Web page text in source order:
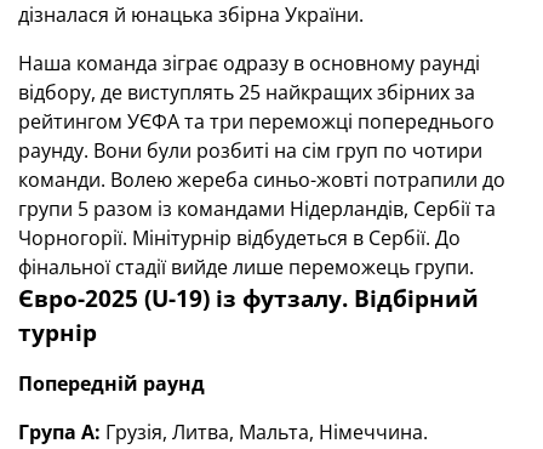
дізналася й юнацька збірна України.
Наша команда зіграє одразу в основному раунді
відбору, де виступлять 25 найкращих збірних за
рейтингом УЄФА та три переможці попереднього
раунду. Вони були розбиті на сім груп по чотири
команди. Волею жереба синьо-жовті потрапили до
групи 5 разом із командами Нідерландів, Сербії та
Чорногорії. Мінітурнір відбудеться в Сербії. До
фінальної стадії вийде лише переможець групи.
Євро-2025 (U-19) із футзалу. Відбірний
турнір
Попередній раунд
Група А: Грузія, Литва, Мальта, Німеччина.